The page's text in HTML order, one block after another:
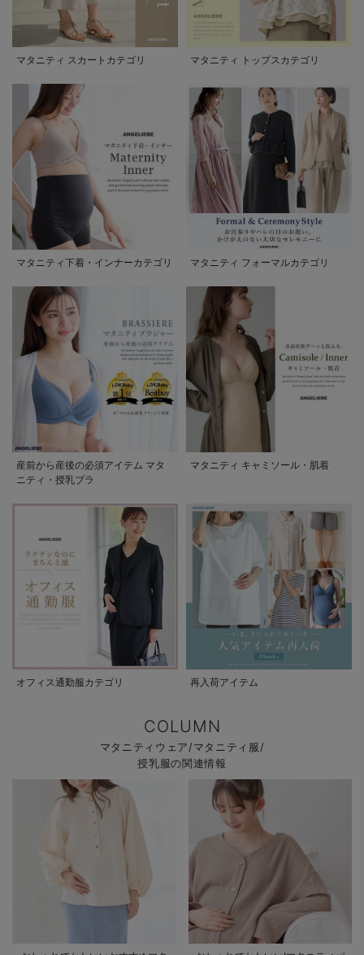
マタニティ スカートカテゴリ マタニティ トップスカテゴリ
マタニティ下着・インナーカテゴリ マタニティ フォーマルカテゴリ
産前から産後の必須アイテム マタ
ニティ・授乳ブラ
マタニティ キャミソール・肌着
オフィス通勤服カテゴリ 再入荷アイテム
COLUMN
マタニティウェア/マタニティ服/
授乳服の関連情報